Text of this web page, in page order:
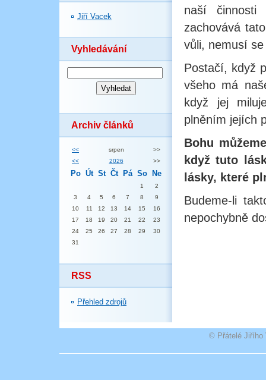
Jiří Vacek
Vyhledávání
Archiv článků
<< srpen
>>
<<
2026 >>
Po Út St Čt Pá So Ne
1
2
3
4 5 6 7 8
9
10
11 12 13 14 15
16
17
18 19 20 21 22
23
24
25 26 27 28 29
30
31
RSS
Přehled zdrojů
naší
zachovává
vůli, nemusí
Postačí, když
všeho má
když jej
plněním jejích
Bohu
když tuto
lásky, které
Budeme-li
nepochybně
© Přátelé